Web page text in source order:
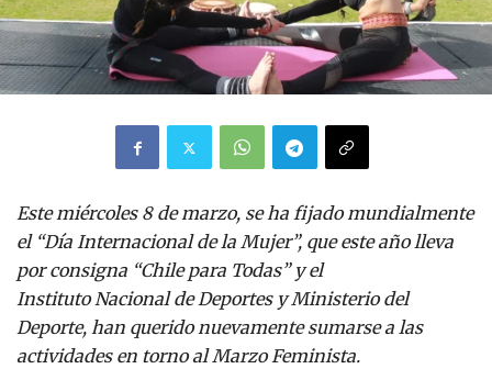
Este miércoles 8 de marzo, se ha fijado mundialmente
el “Día Internacional de la Mujer”, que este año lleva
por consigna “Chile para Todas” y el
Instituto Nacional de Deportes y Ministerio del
Deporte, han querido nuevamente sumarse a las
actividades en torno al Marzo Feminista.